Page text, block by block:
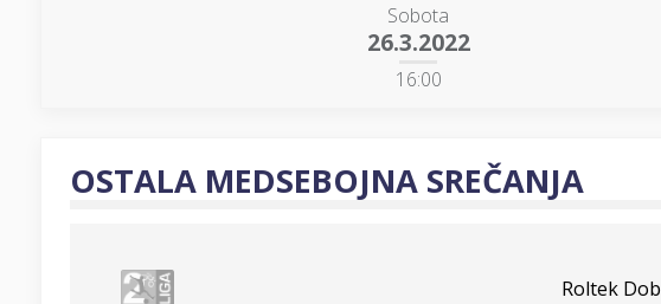
Sobota
26.3.2022
16:00
OSTALA MEDSEBOJNA SREČANJA
Roltek Dob